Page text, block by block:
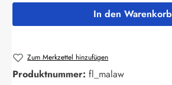
In den Warenkorb
Zum Merkzettel hinzufügen
Produktnummer: fl_malaw